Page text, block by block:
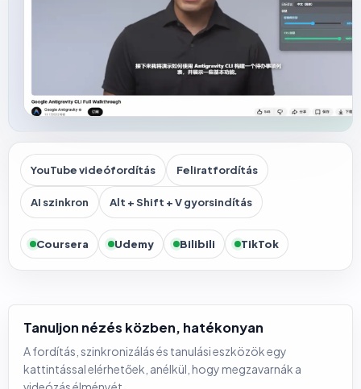
YouTube videófordítás Feliratfordítás
AI szinkron Alt + Shift + V gyorsindítás
Coursera Udemy Bilibili TikTok
Tanuljon nézés közben, hatékonyan
A fordítás, szinkronizálás és tanulási eszközök egy
kattintással elérhetőek, anélkül, hogy megzavarnák a